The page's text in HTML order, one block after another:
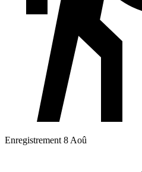
Enregistrement 8 Aoû